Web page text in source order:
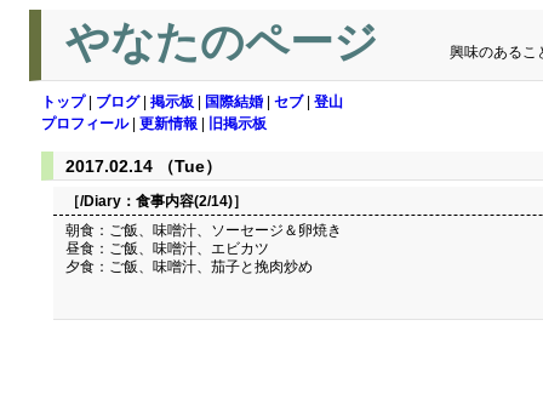
やなたのページ 興味のあるこ
トップ| ブログ| 掲示板 国際結婚 セブ| 登山
プロフィール| 更新情報 旧掲示板
2017.02.14 （Tue）
［/Diary： 食事内容(2/14)］
朝食：ご飯、味噌汁、ソーセージ＆卵焼き
昼食：ご飯、味噌汁、エビカツ
夕食：ご飯、味噌汁、茄子と挽肉炒め